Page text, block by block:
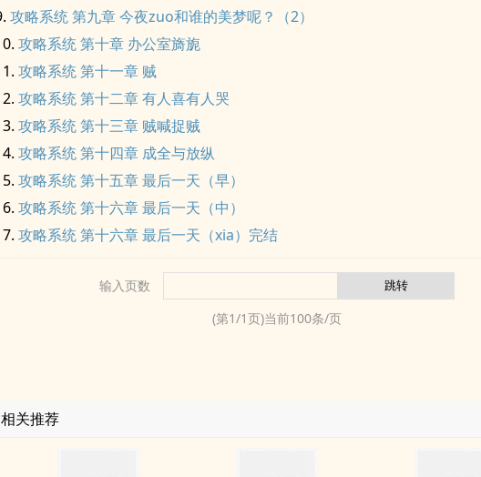
攻略系统 第九章 今夜zuo和谁的美梦呢？（2）
攻略系统 第十章 办公室旖旎
攻略系统 第十一章 贼
攻略系统 第十二章 有人喜有人哭
攻略系统 第十三章 贼喊捉贼
攻略系统 第十四章 成全与放纵
攻略系统 第十五章 最后一天（早）
攻略系统 第十六章 最后一天（中）
攻略系统 第十六章 最后一天（xia）完结
输入页数
(第1/1页)当前100条/页
相关推荐